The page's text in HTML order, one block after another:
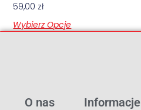
59,00 zł
Wybierz Opcje
Informacje
O nas